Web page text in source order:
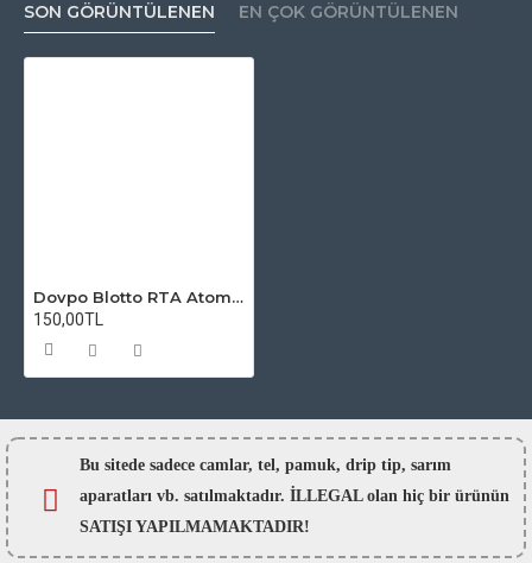
SON GÖRÜNTÜLENEN EN ÇOK GÖRÜNTÜLENEN
Dovpo Blotto RTA Atomizer Camı
150,00TL
Bu sitede sadece camlar, tel, pamuk, drip tip, sarım
aparatları vb. satılmaktadır. İLLEGAL olan hiç bir ürünün
SATIŞI YAPILMAMAKTADIR!